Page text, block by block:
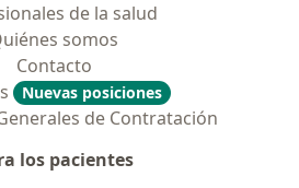
de la salud
somos
Contacto
Nuevas posiciones
de Contratación
los pacientes